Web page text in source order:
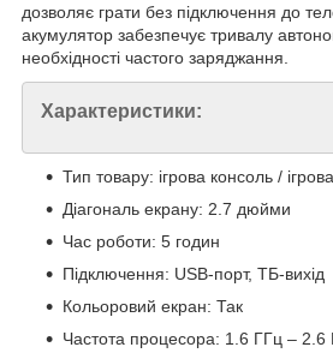
дозволяє грати без підключення до
акумулятор забезпечує тривалу
необхідності частого заряджання.
Характеристики:
Тип товару: ігрова консоль /
Діагональ екрану: 2.7 дюйми
Час роботи: 5 годин
Підключення: USB-порт, ТБ-вихід
Кольоровий екран: Так
Частота процесора: 1.6 ГГц – 2.6